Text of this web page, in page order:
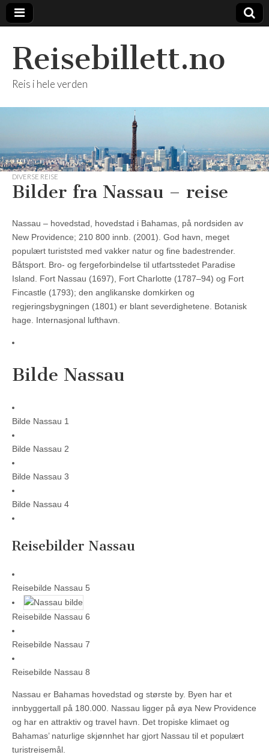
Reisebillett.no
Reis i hele verden
DIVERSE REISE
Bilder fra Nassau – reise
Nassau – hovedstad, hovedstad i Bahamas, på nordsiden av
New Providence; 210 800 innb. (2001). God havn, meget
populært turiststed med vakker natur og fine badestrender.
Båtsport. Bro- og fergeforbindelse til utfartsstedet Paradise
Island. Fort Nassau (1697), Fort Charlotte (1787–94) og Fort
Fincastle (1793); den anglikanske domkirken og
regjeringsbygningen (1801) er blant severdighetene. Botanisk
hage. Internasjonal lufthavn.
Bilde Nassau
Bilde Nassau 1
Bilde Nassau 2
Bilde Nassau 3
Bilde Nassau 4
Reisebilder Nassau
Reisebilde Nassau 5
Reisebilde Nassau 6
Reisebilde Nassau 7
Reisebilde Nassau 8
Nassau er Bahamas hovedstad og største by. Byen har et
innbyggertall på 180.000. Nassau ligger på øya New Providence
og har en attraktiv og travel havn. Det tropiske klimaet og
Bahamas’ naturlige skjønnhet har gjort Nassau til et populært
turistreisemål.